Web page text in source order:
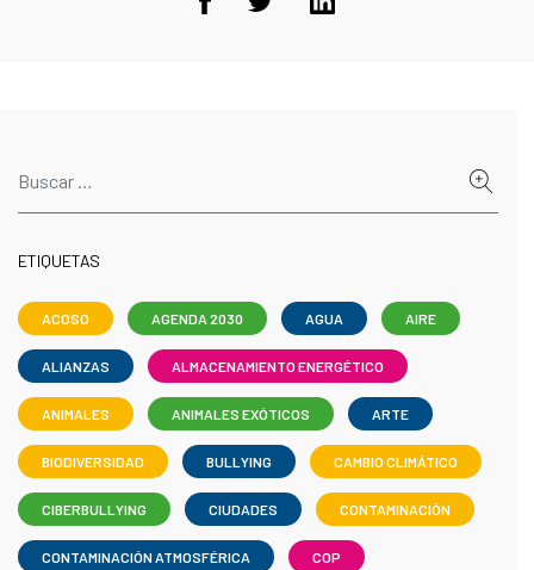
ETIQUETAS
ACOSO AGENDA 2030 AGUA AIRE
ALIANZAS ALMACENAMIENTO ENERGÉTICO
ANIMALES ANIMALES EXÓTICOS ARTE
BIODIVERSIDAD BULLYING CAMBIO CLIMÁTICO
CIBERBULLYING CIUDADES CONTAMINACIÓN
CONTAMINACIÓN ATMOSFÉRICA COP